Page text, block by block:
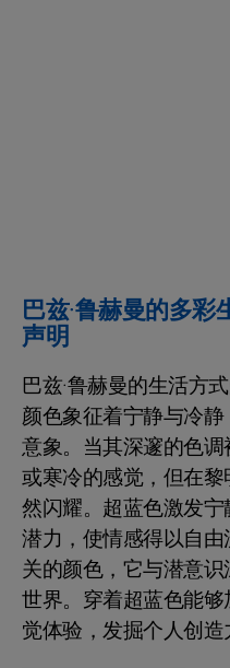
巴兹·鲁赫曼的多
声明
巴兹·鲁赫曼的生活方
颜色象征着宁静与冷
意象。当其深邃的色
或寒冷的感觉，但在
然闪耀。超蓝色激发
潜力，使情感得以自
关的颜色，它与潜意
世界。穿着超蓝色能
觉体验，发掘个人创造